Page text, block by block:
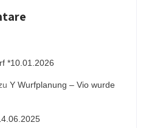
*10.01.2026
Y Wurfplanung – Vio wurde